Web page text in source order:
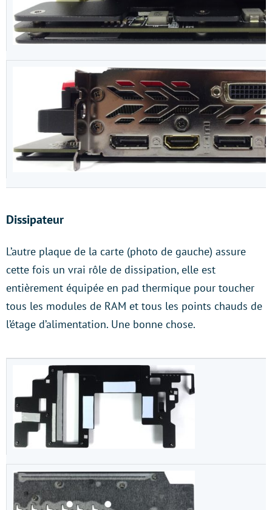
Dissipateur
L’autre plaque de la carte (photo de gauche) assure
cette fois un vrai rôle de dissipation, elle est
entièrement équipée en pad thermique pour toucher
tous les modules de RAM et tous les points chauds de
l’étage d’alimentation. Une bonne chose.